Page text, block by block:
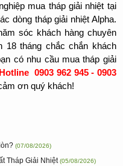
mua tháp giải nhiệt tại
dòng tháp giải nhiệt Alpha.
sóc khách hàng chuyên
18 tháng chắc chắn khách
có nhu cầu mua tháp giải
Hotline 0903 962 945 - 0903
ơn quý khách!
(07/08/2026)
Tháp Giải Nhiệt(05/08/2026)